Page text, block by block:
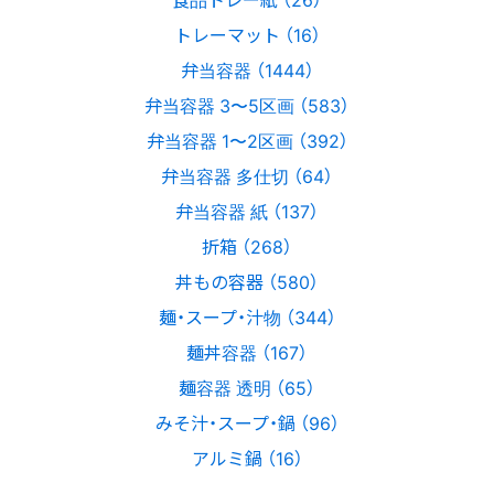
トレーマット （16）
弁当容器 （1444）
弁当容器 3〜5区画 （583）
弁当容器 1〜2区画 （392）
弁当容器 多仕切 （64）
弁当容器 紙 （137）
折箱 （268）
丼もの容器 （580）
麺・スープ・汁物 （344）
麺丼容器 （167）
麺容器 透明 （65）
みそ汁・スープ・鍋 （96）
アルミ鍋 （16）